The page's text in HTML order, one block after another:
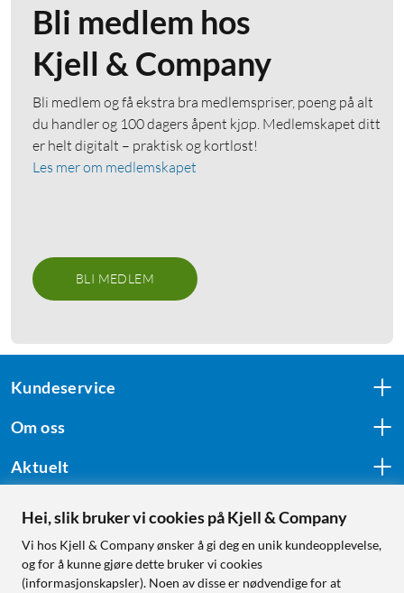
Bli medlem hos
Kjell & Company
Bli medlem og få ekstra bra medlemspriser, poeng på alt
du handler og 100 dagers åpent kjøp. Medlemskapet ditt
er helt digitalt – praktisk og kortløst!
Les mer om medlemskapet
BLI MEDLEM
Kundeservice
Om oss
Aktuelt
Følg oss
Hei, slik bruker vi cookies på Kjell & Company
Vi hos Kjell & Company ønsker å gi deg en unik kundeopplevelse,
og for å kunne gjøre dette bruker vi cookies
(informasjonskapsler). Noen av disse er nødvendige for at